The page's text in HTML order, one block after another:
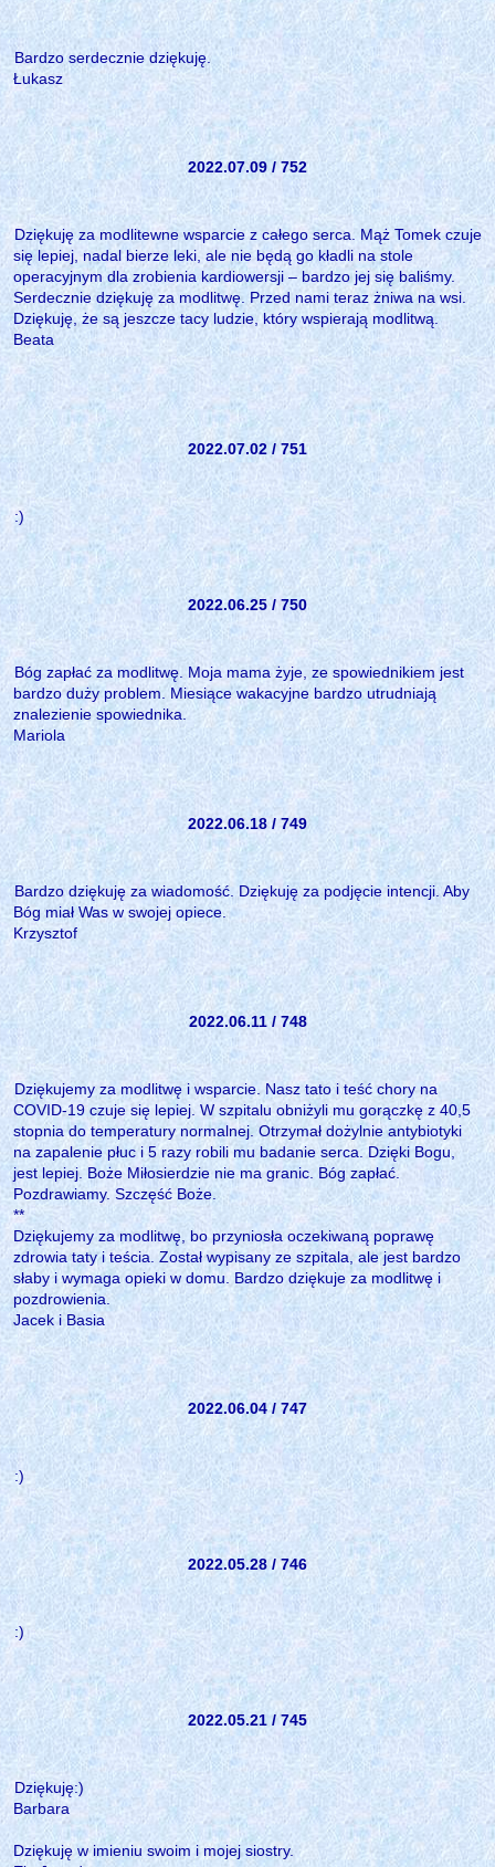
Bardzo serdecznie dziękuję.
Łukasz
2022.07.09 / 752
Dziękuję za modlitewne wsparcie z całego serca. Mąż Tomek czuje
się lepiej, nadal bierze leki, ale nie będą go kładli na stole
operacyjnym dla zrobienia kardiowersji – bardzo jej się baliśmy.
Serdecznie dziękuję za modlitwę. Przed nami teraz żniwa na wsi.
Dziękuję, że są jeszcze tacy ludzie, który wspierają modlitwą.
Beata
2022.07.02 / 751
:)
2022.06.25 / 750
Bóg zapłać za modlitwę. Moja mama żyje, ze spowiednikiem jest
bardzo duży problem. Miesiące wakacyjne bardzo utrudniają
znalezienie spowiednika.
Mariola
2022.06.18 / 749
Bardzo dziękuję za wiadomość. Dziękuję za podjęcie intencji. Aby
Bóg miał Was w swojej opiece.
Krzysztof
2022.06.11 / 748
Dziękujemy za modlitwę i wsparcie. Nasz tato i teść chory na
COVID-19 czuje się lepiej. W szpitalu obniżyli mu gorączkę z 40,5
stopnia do temperatury normalnej. Otrzymał dożylnie antybiotyki
na zapalenie płuc i 5 razy robili mu badanie serca. Dzięki Bogu,
jest lepiej. Boże Miłosierdzie nie ma granic. Bóg zapłać.
Pozdrawiamy. Szczęść Boże.
**
Dziękujemy za modlitwę, bo przyniosła oczekiwaną poprawę
zdrowia taty i teścia. Został wypisany ze szpitala, ale jest bardzo
słaby i wymaga opieki w domu. Bardzo dziękuje za modlitwę i
pozdrowienia.
Jacek i Basia
2022.06.04 / 747
:)
2022.05.28 / 746
:)
2022.05.21 / 745
Dziękuję:)
Barbara
Dziękuję w imieniu swoim i mojej siostry.